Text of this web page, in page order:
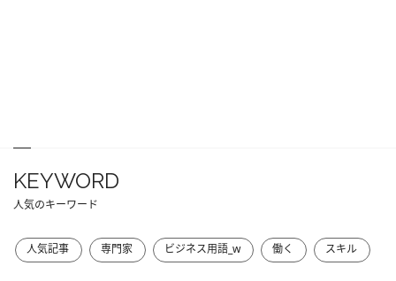
KEYWORD
人気のキーワード
人気記事 専門家 ビジネス用語_w 働く スキル